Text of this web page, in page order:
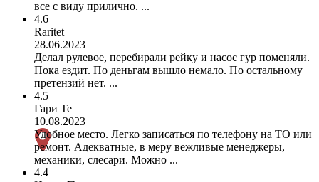
все с виду прилично. ...
4.6
Raritet
28.06.2023
Делал рулевое, перебирали рейку и насос гур поменяли.
Пока ездит. По деньгам вышло немало. По остальному
претензий нет. ...
4.5
Гари Те
10.08.2023
Удобное место. Легко записаться по телефону на ТО или
ремонт. Адекватные, в меру вежливые менеджеры,
механики, слесари. Можно ...
4.4